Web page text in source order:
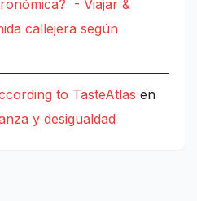
- Viajar &
callejera según
to TasteAtlas en
y desigualdad